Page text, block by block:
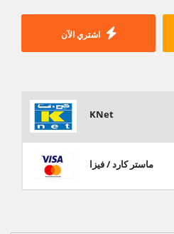
اشتري الآن
KNet
ماستر كارد / فيزا